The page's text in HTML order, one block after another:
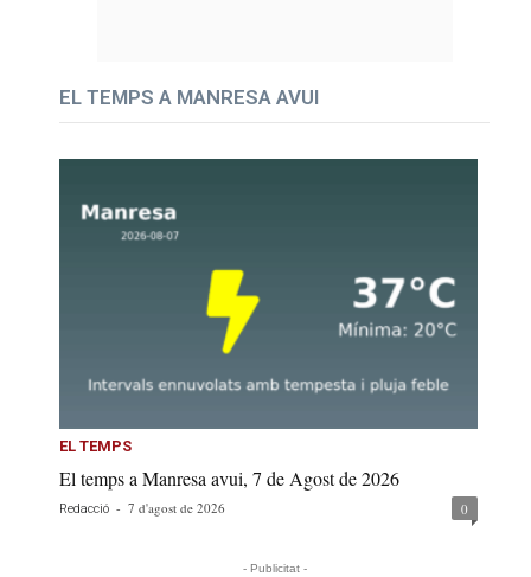
EL TEMPS A MANRESA AVUI
EL TEMPS
El temps a Manresa avui, 7 de Agost de 2026
Redacció - 7 d'agost de 2026 0
- Publicitat -